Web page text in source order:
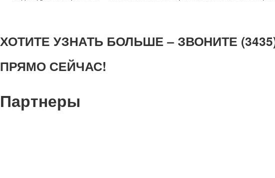
ХОТИТЕ УЗНАТЬ БОЛЬШЕ – ЗВОНИТЕ
ПРЯМО СЕЙЧАС!
Партнеры